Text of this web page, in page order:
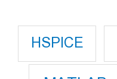
HSPICE